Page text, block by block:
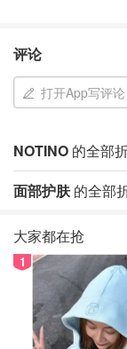
评论
打开App写评论
NOTINO 的全部
面部护肤的全部
大家都在抢
1